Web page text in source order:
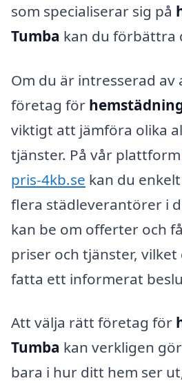
som specialiserar sig på
Tumba kan du förbättra
Om du är intresserad
företag för
viktigt att jämföra olika
tjänster. På vår plattform
pris-4kb.se kan du
flera städleverantörer i
kan be om offerter och
priser och tjänster,
fatta ett informerat
Att välja rätt företag för
Tumba kan verkligen
bara i hur ditt hem ser